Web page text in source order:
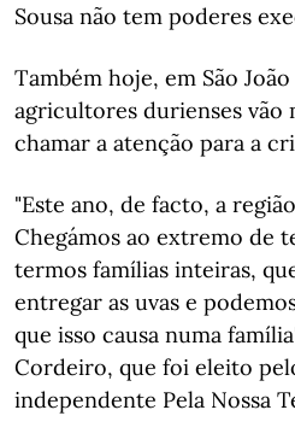
Sousa não tem poderes
Também hoje, em São
agricultores durienses vão
chamar a atenção para a
"Este ano, de facto, a
Chegámos ao extremo de
termos famílias inteiras,
entregar as uvas e
que isso causa numa
Cordeiro, que foi eleito
independente Pela Nossa